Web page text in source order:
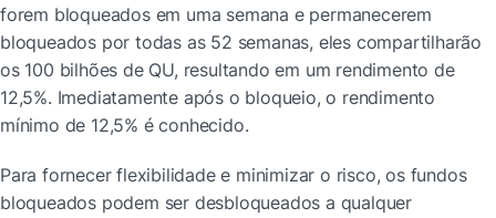
forem bloqueados em uma semana e permanecerem
bloqueados por todas as 52 semanas, eles compartilharão
os 100 bilhões de QU, resultando em um rendimento de
12,5%. Imediatamente após o bloqueio, o rendimento
mínimo de 12,5% é conhecido.
Para fornecer flexibilidade e minimizar o risco, os fundos
bloqueados podem ser desbloqueados a qualquer